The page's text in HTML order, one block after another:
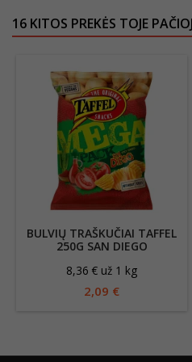
16 KITOS PREKĖS TOJE
BULVIŲ TRAŠKUČIAI TAFFEL
250G SAN DIEGO
8,36 € už 1 kg
2,09 €